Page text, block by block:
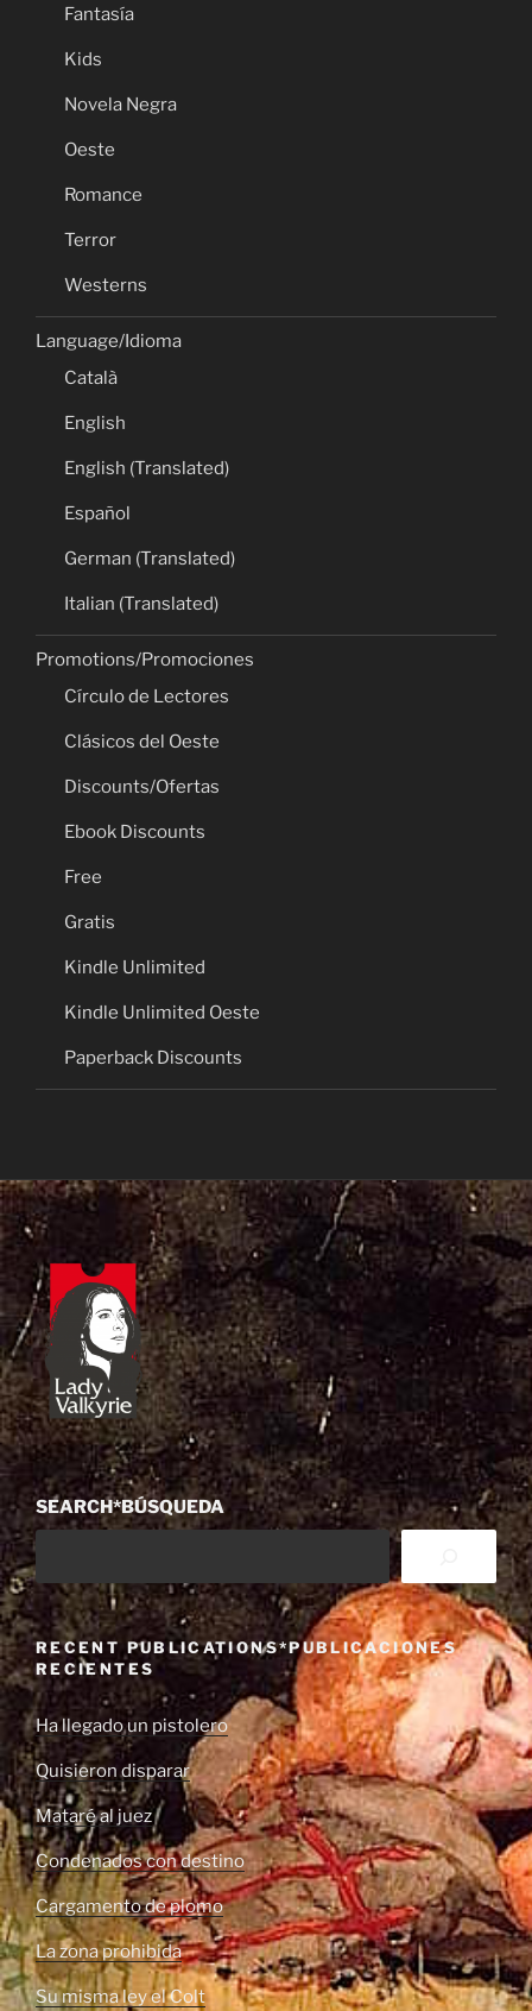
Fantasía
Kids
Novela Negra
Oeste
Romance
Terror
Westerns
Language/Idioma
Català
English
English (Translated)
Español
German (Translated)
Italian (Translated)
Promotions/Promociones
Círculo de Lectores
Clásicos del Oeste
Discounts/Ofertas
Ebook Discounts
Free
Gratis
Kindle Unlimited
Kindle Unlimited Oeste
Paperback Discounts
SEARCH*BÚSQUEDA
RECENT PUBLICATIONS*PUBLICACIONES
RECIENTES
Ha llegado un pistolero
Quisieron disparar
Mataré al juez
Condenados con destino
Cargamento de plomo
La zona prohibida
Su misma ley el Colt